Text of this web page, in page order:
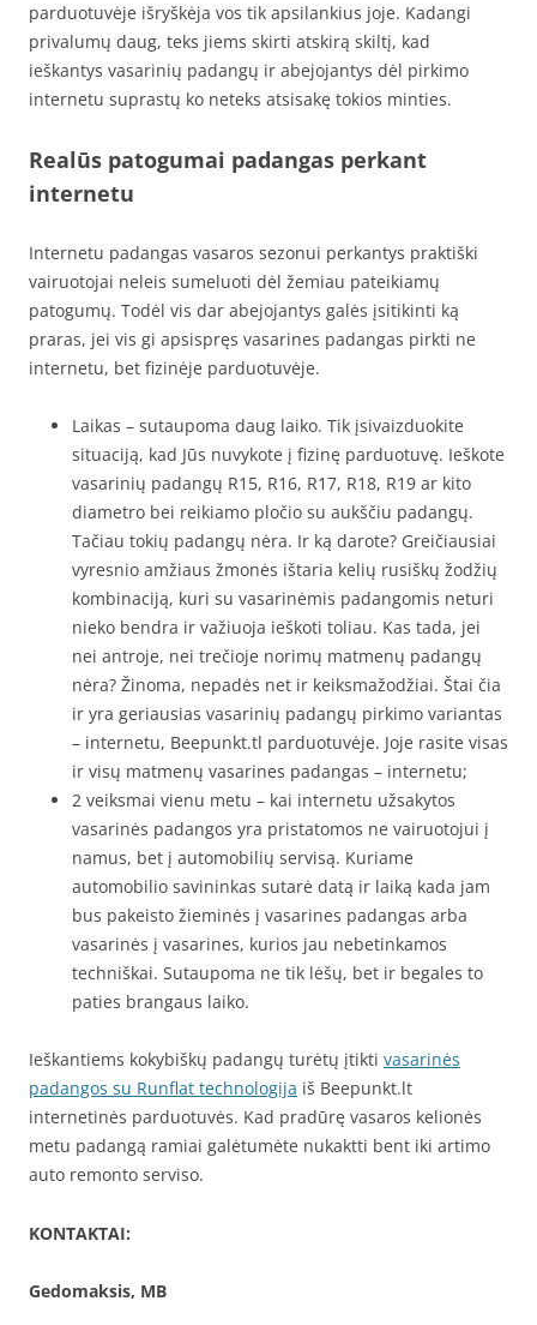
parduotuvėje išryškėja vos tik apsilankius joje. Kadangi
privalumų daug, teks jiems skirti atskirą skiltį, kad
ieškantys vasarinių padangų ir abejojantys dėl pirkimo
internetu suprastų ko neteks atsisakę tokios minties.
Realūs patogumai padangas perkant
internetu
Internetu padangas vasaros sezonui perkantys praktiški
vairuotojai neleis sumeluoti dėl žemiau pateikiamų
patogumų. Todėl vis dar abejojantys galės įsitikinti ką
praras, jei vis gi apsispręs vasarines padangas pirkti ne
internetu, bet fizinėje parduotuvėje.
Laikas – sutaupoma daug laiko. Tik įsivaizduokite
situaciją, kad Jūs nuvykote į fizinę parduotuvę. Ieškote
vasarinių padangų R15, R16, R17, R18, R19 ar kito
diametro bei reikiamo pločio su aukščiu padangų.
Tačiau tokių padangų nėra. Ir ką darote? Greičiausiai
vyresnio amžiaus žmonės ištaria kelių rusiškų žodžių
kombinaciją, kuri su vasarinėmis padangomis neturi
nieko bendra ir važiuoja ieškoti toliau. Kas tada, jei
nei antroje, nei trečioje norimų matmenų padangų
nėra? Žinoma, nepadės net ir keiksmažodžiai. Štai čia
ir yra geriausias vasarinių padangų pirkimo variantas
– internetu, Beepunkt.tl parduotuvėje. Joje rasite visas
ir visų matmenų vasarines padangas – internetu;
2 veiksmai vienu metu – kai internetu užsakytos
vasarinės padangos yra pristatomos ne vairuotojui į
namus, bet į automobilių servisą. Kuriame
automobilio savininkas sutarė datą ir laiką kada jam
bus pakeisto žieminės į vasarines padangas arba
vasarinės į vasarines, kurios jau nebetinkamos
techniškai. Sutaupoma ne tik lėšų, bet ir begales to
paties brangaus laiko.
Ieškantiems kokybiškų padangų turėtų įtikti vasarinės
padangos su Runflat technologija iš Beepunkt.lt
internetinės parduotuvės. Kad pradūrę vasaros kelionės
metu padangą ramiai galėtumėte nukaktti bent iki artimo
auto remonto serviso.
KONTAKTAI:
Gedomaksis, MB